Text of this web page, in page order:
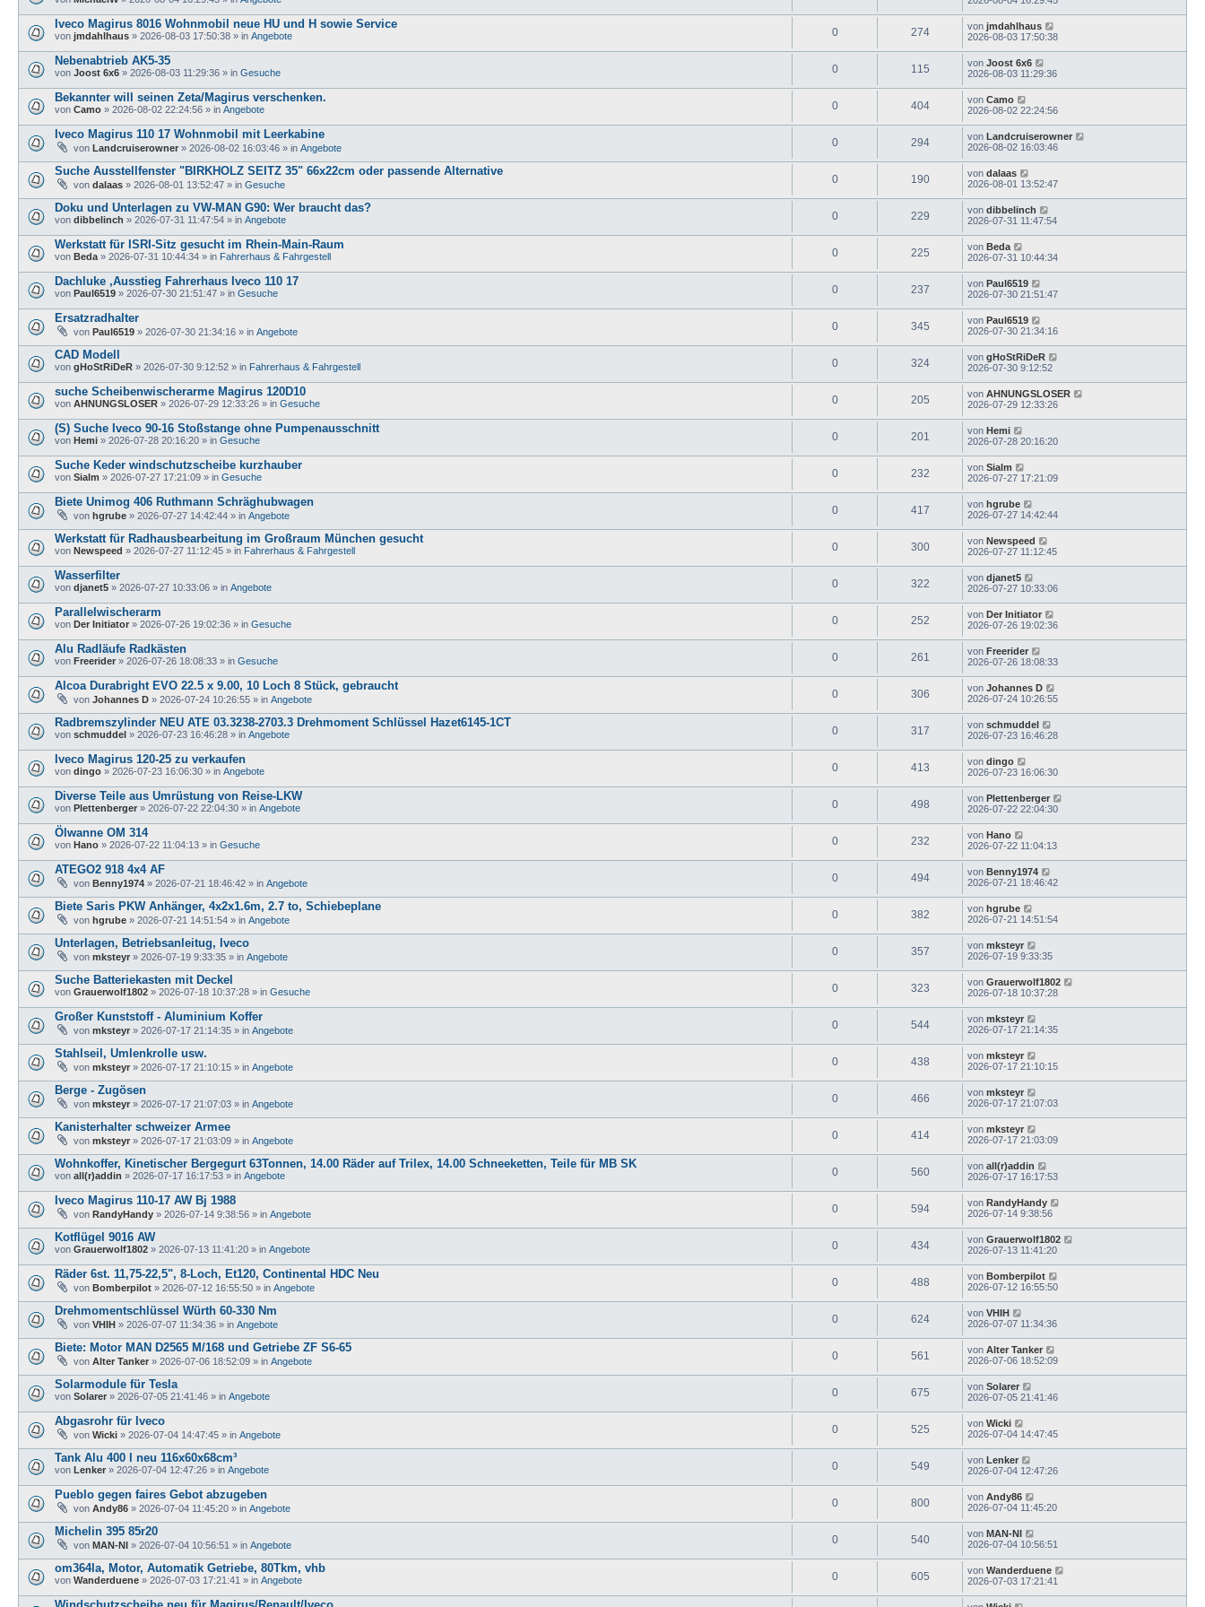
Iveco Magirus 8016 Wohnmobil neue HU und H sowie Service
von jmdahlhaus » 2026-08-03 17:50:38 » in Angebote 0 274 von jmdahlhaus
2026-08-03 17:50:38
Nebenabtrieb AK5-35
von Joost 6x6 » 2026-08-03 11:29:36 » in Gesuche 0 115 von Joost 6x6
2026-08-03 11:29:36
Bekannter will seinen Zeta/Magirus verschenken.
von Camo » 2026-08-02 22:24:56 » in Angebote 0 404 von Camo
2026-08-02 22:24:56
Iveco Magirus 110 17 Wohnmobil mit Leerkabine
von Landcruiserowner » 2026-08-02 16:03:46 » in Angebote 0 294 von Landcruiserowner
2026-08-02 16:03:46
Suche Ausstellfenster "BIRKHOLZ SEITZ 35" 66x22cm oder passende Alternative
von dalaas » 2026-08-01 13:52:47 » in Gesuche 0 190 von dalaas
2026-08-01 13:52:47
Doku und Unterlagen zu VW-MAN G90: Wer braucht das?
von dibbelinch » 2026-07-31 11:47:54 » in Angebote 0 229 von dibbelinch
2026-07-31 11:47:54
Werkstatt für ISRI-Sitz gesucht im Rhein-Main-Raum
von Beda » 2026-07-31 10:44:34 » in Fahrerhaus & Fahrgestell 0 225 von Beda
2026-07-31 10:44:34
Dachluke ,Ausstieg Fahrerhaus Iveco 110 17
von Paul6519 » 2026-07-30 21:51:47 » in Gesuche 0 237 von Paul6519
2026-07-30 21:51:47
Ersatzradhalter
von Paul6519 » 2026-07-30 21:34:16 » in Angebote 0 345 von Paul6519
2026-07-30 21:34:16
CAD Modell
von gHoStRiDeR » 2026-07-30 9:12:52 » in Fahrerhaus & Fahrgestell 0 324 von gHoStRiDeR
2026-07-30 9:12:52
suche Scheibenwischerarme Magirus 120D10
von AHNUNGSLOSER » 2026-07-29 12:33:26 » in Gesuche 0 205 von AHNUNGSLOSER
2026-07-29 12:33:26
(S) Suche Iveco 90-16 Stoßstange ohne Pumpenausschnitt
von Hemi » 2026-07-28 20:16:20 » in Gesuche 0 201 von Hemi
2026-07-28 20:16:20
Suche Keder windschutzscheibe kurzhauber
von Sialm » 2026-07-27 17:21:09 » in Gesuche 0 232 von Sialm
2026-07-27 17:21:09
Biete Unimog 406 Ruthmann Schräghubwagen
von hgrube » 2026-07-27 14:42:44 » in Angebote 0 417 von hgrube
2026-07-27 14:42:44
Werkstatt für Radhausbearbeitung im Großraum München gesucht
von Newspeed » 2026-07-27 11:12:45 » in Fahrerhaus & Fahrgestell 0 300 von Newspeed
2026-07-27 11:12:45
Wasserfilter
von djanet5 » 2026-07-27 10:33:06 » in Angebote 0 322 von djanet5
2026-07-27 10:33:06
Parallelwischerarm
von Der Initiator » 2026-07-26 19:02:36 » in Gesuche 0 252 von Der Initiator
2026-07-26 19:02:36
Alu Radläufe Radkästen
von Freerider » 2026-07-26 18:08:33 » in Gesuche 0 261 von Freerider
2026-07-26 18:08:33
Alcoa Durabright EVO 22.5 x 9.00, 10 Loch 8 Stück, gebraucht
von Johannes D » 2026-07-24 10:26:55 » in Angebote 0 306 von Johannes D
2026-07-24 10:26:55
Radbremszylinder NEU ATE 03.3238-2703.3 Drehmoment Schlüssel Hazet6145-1CT
von schmuddel » 2026-07-23 16:46:28 » in Angebote 0 317 von schmuddel
2026-07-23 16:46:28
Iveco Magirus 120-25 zu verkaufen
von dingo » 2026-07-23 16:06:30 » in Angebote 0 413 von dingo
2026-07-23 16:06:30
Diverse Teile aus Umrüstung von Reise-LKW
von Plettenberger » 2026-07-22 22:04:30 » in Angebote 0 498 von Plettenberger
2026-07-22 22:04:30
Ölwanne OM 314
von Hano » 2026-07-22 11:04:13 » in Gesuche 0 232 von Hano
2026-07-22 11:04:13
ATEGO2 918 4x4 AF
von Benny1974 » 2026-07-21 18:46:42 » in Angebote 0 494 von Benny1974
2026-07-21 18:46:42
Biete Saris PKW Anhänger, 4x2x1.6m, 2.7 to, Schiebeplane
von hgrube » 2026-07-21 14:51:54 » in Angebote 0 382 von hgrube
2026-07-21 14:51:54
Unterlagen, Betriebsanleitug, Iveco
von mksteyr » 2026-07-19 9:33:35 » in Angebote 0 357 von mksteyr
2026-07-19 9:33:35
Suche Batteriekasten mit Deckel
von Grauerwolf1802 » 2026-07-18 10:37:28 » in Gesuche 0 323 von Grauerwolf1802
2026-07-18 10:37:28
Großer Kunststoff - Aluminium Koffer
von mksteyr » 2026-07-17 21:14:35 » in Angebote 0 544 von mksteyr
2026-07-17 21:14:35
Stahlseil, Umlenkrolle usw.
von mksteyr » 2026-07-17 21:10:15 » in Angebote 0 438 von mksteyr
2026-07-17 21:10:15
Berge - Zugösen
von mksteyr » 2026-07-17 21:07:03 » in Angebote 0 466 von mksteyr
2026-07-17 21:07:03
Kanisterhalter schweizer Armee
von mksteyr » 2026-07-17 21:03:09 » in Angebote 0 414 von mksteyr
2026-07-17 21:03:09
Wohnkoffer, Kinetischer Bergegurt 63Tonnen, 14.00 Räder auf Trilex, 14.00 Schneeketten, Teile für MB SK
von all(r)addin » 2026-07-17 16:17:53 » in Angebote 0 560 von all(r)addin
2026-07-17 16:17:53
Iveco Magirus 110-17 AW Bj 1988
von RandyHandy » 2026-07-14 9:38:56 » in Angebote 0 594 von RandyHandy
2026-07-14 9:38:56
Kotflügel 9016 AW
von Grauerwolf1802 » 2026-07-13 11:41:20 » in Angebote 0 434 von Grauerwolf1802
2026-07-13 11:41:20
Räder 6st. 11,75-22,5", 8-Loch, Et120, Continental HDC Neu
von Bomberpilot » 2026-07-12 16:55:50 » in Angebote 0 488 von Bomberpilot
2026-07-12 16:55:50
Drehmomentschlüssel Würth 60-330 Nm
von VHIH » 2026-07-07 11:34:36 » in Angebote 0 624 von VHIH
2026-07-07 11:34:36
Biete: Motor MAN D2565 M/168 und Getriebe ZF S6-65
von Alter Tanker » 2026-07-06 18:52:09 » in Angebote 0 561 von Alter Tanker
2026-07-06 18:52:09
Solarmodule für Tesla
von Solarer » 2026-07-05 21:41:46 » in Angebote 0 675 von Solarer
2026-07-05 21:41:46
Abgasrohr für Iveco
von Wicki » 2026-07-04 14:47:45 » in Angebote 0 525 von Wicki
2026-07-04 14:47:45
Tank Alu 400 l neu 116x60x68cm³
von Lenker » 2026-07-04 12:47:26 » in Angebote 0 549 von Lenker
2026-07-04 12:47:26
Pueblo gegen faires Gebot abzugeben
von Andy86 » 2026-07-04 11:45:20 » in Angebote 0 800 von Andy86
2026-07-04 11:45:20
Michelin 395 85r20
von MAN-NI » 2026-07-04 10:56:51 » in Angebote 0 540 von MAN-NI
2026-07-04 10:56:51
om364la, Motor, Automatik Getriebe, 80Tkm, vhb
von Wanderduene » 2026-07-03 17:21:41 » in Angebote 0 605 von Wanderduene
2026-07-03 17:21:41
Windschutzscheibe neu für Magirus/Renault/Iveco